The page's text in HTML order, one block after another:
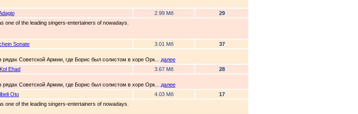
2.99 Мб
29
one of the leading singers-entertainers of nowadays.
Sonate 3.01 Мб
37
Советской Армии, где Борис был солистом в хоре Орк... далее
Ehad 3.67 Мб
28
Советской Армии, где Борис был солистом в хоре Орк... далее
Oto 4.03 Мб
17
one of the leading singers-entertainers of nowadays.